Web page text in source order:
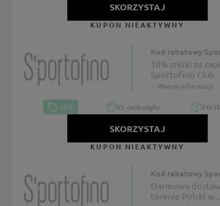
SKORZYSTAJ
KUPON NIEAKTYWNY
Kod rabatowy
10% zniżki za
Sportofino Club
Więcej informacji
-10% 65 osób użyło
SKORZYSTAJ
KUPON NIEAKTYWNY
Kod rabatowy
Darmowa
terenie Polski w